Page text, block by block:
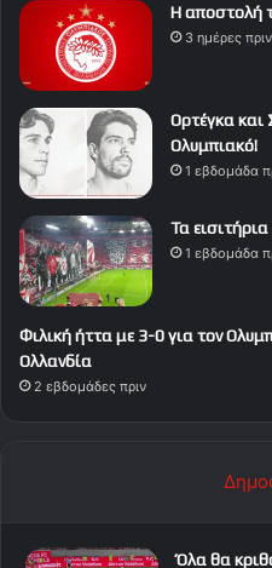
Η αποστολή
3 ημέρες πριν
Ορτέγκα και
Ολυμπιακό!
1 εβδομάδα
Τα
1 εβδομάδα
Φιλική ήττα με 3-0 για τον
Ολλανδία
2 εβδομάδες πριν
Όλα θα